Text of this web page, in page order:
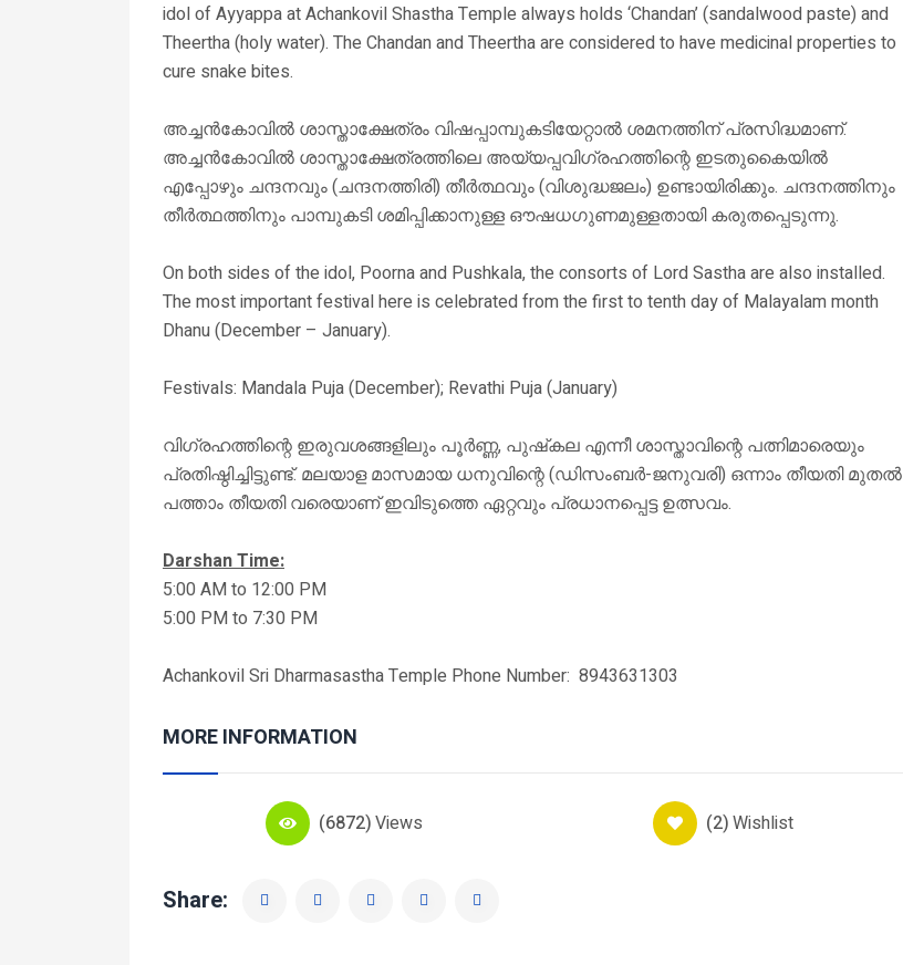
idol of Ayyappa at Achankovil Shastha Temple always holds ‘Chandan’ (sandalwood paste) and
Theertha (holy water). The Chandan and Theertha are considered to have medicinal properties to
cure snake bites.
അച്ചൻകോവിൽ ശാസ്താക്ഷേത്രം വിഷപ്പാമ്പുകടിയേറ്റാൽ ശമനത്തിന് പ്രസിദ്ധമാണ്.
അച്ചൻകോവിൽ ശാസ്താക്ഷേത്രത്തിലെ അയ്യപ്പവിഗ്രഹത്തിന്റെ ഇടതുകൈയിൽ
എപ്പോഴും ചന്ദനവും (ചന്ദനത്തിരി) തീർത്ഥവും (വിശുദ്ധജലം) ഉണ്ടായിരിക്കും. ചന്ദനത്തിനും
തീർത്ഥത്തിനും പാമ്പുകടി ശമിപ്പിക്കാനുള്ള ഔഷധഗുണമുള്ളതായി കരുതപ്പെടുന്നു.
On both sides of the idol, Poorna and Pushkala, the consorts of Lord Sastha are also installed.
The most important festival here is celebrated from the first to tenth day of Malayalam month
Dhanu (December – January).
Festivals: Mandala Puja (December); Revathi Puja (January)
വിഗ്രഹത്തിന്റെ ഇരുവശങ്ങളിലും പൂർണ്ണ, പുഷ്‌കല എന്നീ ശാസ്താവിന്റെ പത്നിമാരെയും
പ്രതിഷ്ഠിച്ചിട്ടുണ്ട്. മലയാള മാസമായ ധനുവിന്റെ (ഡിസംബർ-ജനുവരി) ഒന്നാം തീയതി മുതൽ
പത്താം തീയതി വരെയാണ് ഇവിടുത്തെ ഏറ്റവും പ്രധാനപ്പെട്ട ഉത്സവം.
Darshan Time:
5:00 AM to 12:00 PM
5:00 PM to 7:30 PM
Achankovil Sri Dharmasastha Temple Phone Number: 8943631303
MORE INFORMATION
(6872)Views (2)Wishlist
Share: